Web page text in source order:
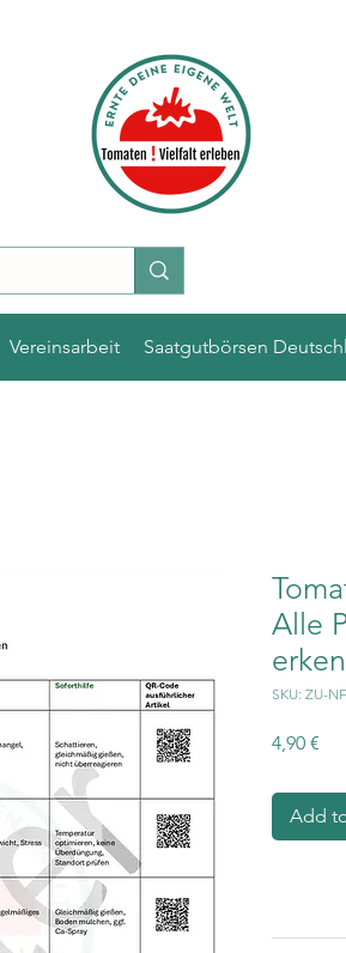
Vereinsarbeit Saatgutbörsen
Alle
SKU: ZU-
4,90 €
Add